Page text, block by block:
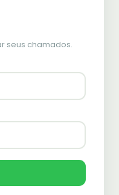
seus chamados.